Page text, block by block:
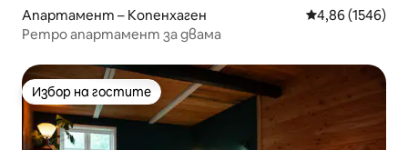
Апартамент – Копенхаген Средна
4,86 (1546)
Ретро апартамент за двама
Избор на гостите
Избор на гостите